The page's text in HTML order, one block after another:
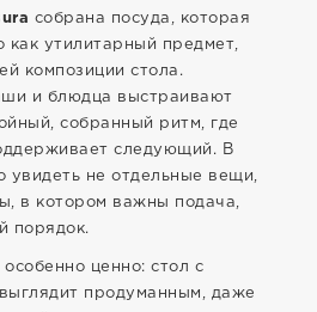
собрана посуда, которая
как утилитарный предмет,
композиции стола.
и блюдца выстраивают
собранный ритм, где
следующий. В
увидеть не отдельные вещи,
в котором важны подача,
порядок.
ценно: стол с
продуманным, даже